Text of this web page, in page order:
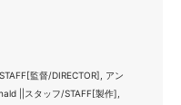
監督/DIRECTOR], アン
||スタッフ/STAFF[製作],